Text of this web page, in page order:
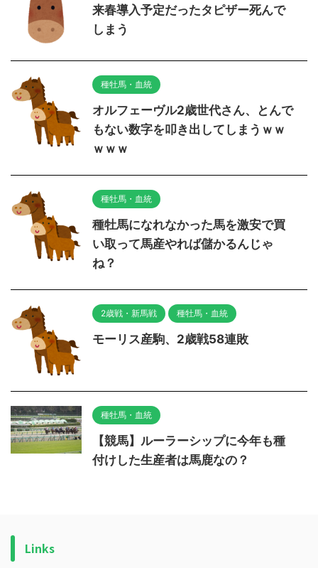
来春導入予定だったタピザー死んで
しまう
種牡馬・血統
オルフェーヴル2歳世代さん、とんで
もない数字を叩き出してしまうｗｗ
ｗｗｗ
種牡馬・血統
種牡馬になれなかった馬を激安で買
い取って馬産やれば儲かるんじゃ
ね？
2歳戦・新馬戦 種牡馬・血統
モーリス産駒、2歳戦58連敗
種牡馬・血統
【競馬】ルーラーシップに今年も種
付けした生産者は馬鹿なの？
Links